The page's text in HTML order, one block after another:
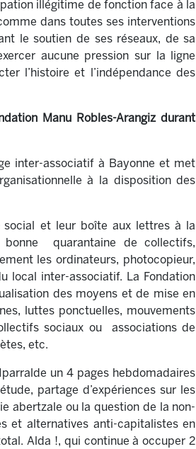
illégitime de fonction face à la
dans toutes ses interventions
le soutien de ses réseaux, de sa
aucune pression sur la ligne
l’histoire et l’indépendance des
Manu Robles-Arangiz durant
inter-associatif à Bayonne et met
à la disposition des
social et leur boîte aux lettres à la
bonne quarantaine de collectifs,
les ordinateurs, photocopieur,
local inter-associatif. La Fondation
des moyens et de mise en
luttes ponctuelles, mouvements
sociaux ou associations de
etc.
un 4 pages hebdomadaires
partage d’expériences sur les
abertzale ou la question de la non-
et alternatives anti-capitalistes en
Alda !, qui continue à occuper 2